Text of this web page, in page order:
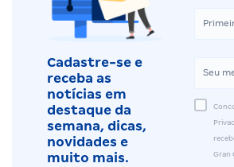
Cadastre-se e
receba as
notícias em
destaque da
semana, dicas,
novidades e
muito mais.
Gran